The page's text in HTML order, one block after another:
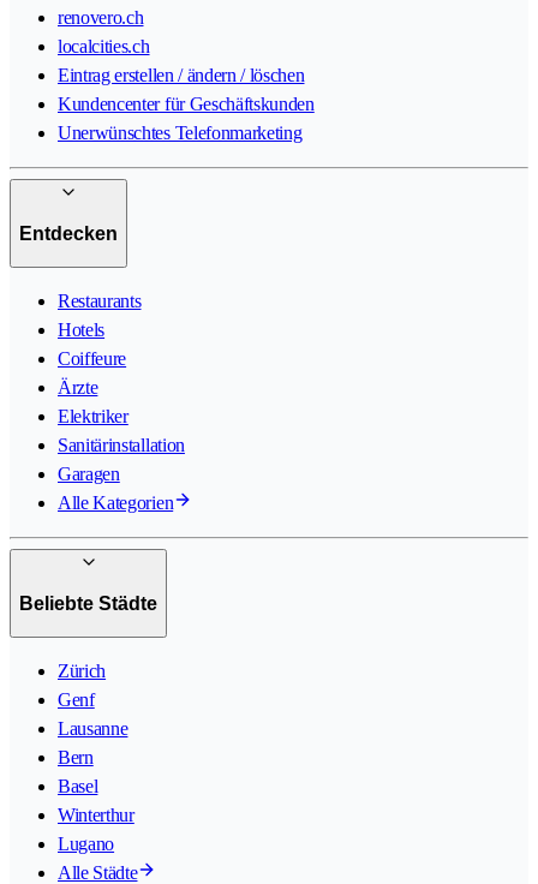
renovero.ch
localcities.ch
Eintrag erstellen / ändern / löschen
Kundencenter für Geschäftskunden
Unerwünschtes Telefonmarketing
Entdecken
Restaurants
Hotels
Coiffeure
Ärzte
Elektriker
Sanitärinstallation
Garagen
Alle Kategorien
Beliebte Städte
Zürich
Genf
Lausanne
Bern
Basel
Winterthur
Lugano
Alle Städte